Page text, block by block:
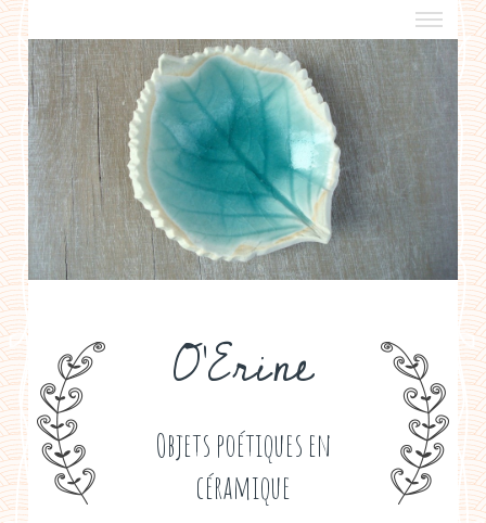
O'Erine
Objets poétiques en
céramique
a propos
boutiques de créateurs
contact
politique de confidentialité